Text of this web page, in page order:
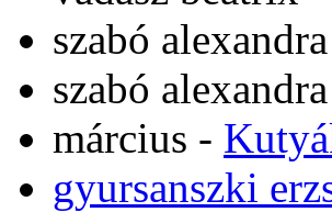
szabó alexandra
szabó alexandra
március -
gyursanszki